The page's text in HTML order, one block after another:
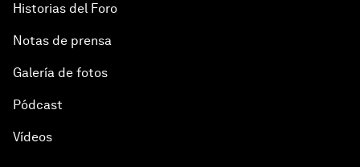
Historias del Foro
Notas de prensa
Galería de fotos
Pódcast
Vídeos